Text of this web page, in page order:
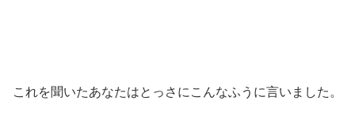
これを聞いたあなたはとっさにこんなふうに言いました。